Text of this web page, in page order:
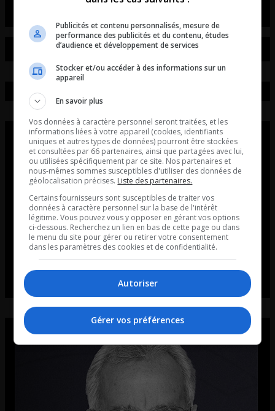
Publicités et contenu personnalisés, mesure de
performance des publicités et du contenu, études
d’audience et développement de services
Stocker et/ou accéder à des informations sur un
appareil
En savoir plus
Vos données à caractère personnel seront traitées, et les
informations liées à votre appareil (cookies, identifiants
uniques et autres types de données) pourront être stockées
et consultées par 66 partenaires, ainsi que partagées avec lui,
ou utilisées spécifiquement par ce site. Nos partenaires et
nous-mêmes sommes susceptibles d'utiliser des données de
géolocalisation précises. Liste des partenaires.
Certains fournisseurs sont susceptibles de traiter vos
données à caractère personnel sur la base de l'intérêt
légitime. Vous pouvez vous y opposer en gérant vos options
ci-dessous. Recherchez un lien en bas de cette page ou dans
le menu du site pour gérer ou retirer votre consentement
dans les paramètres des cookies et de confidentialité.
Autoriser
Gérer vos préférences